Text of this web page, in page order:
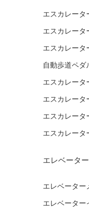
エスカレータ
エスカレータ
エスカレータ
自動歩道ペダ
エスカレータ
エスカレータ
エスカレータ
エスカレータ
エレベータ
エレベーター
エレベーター